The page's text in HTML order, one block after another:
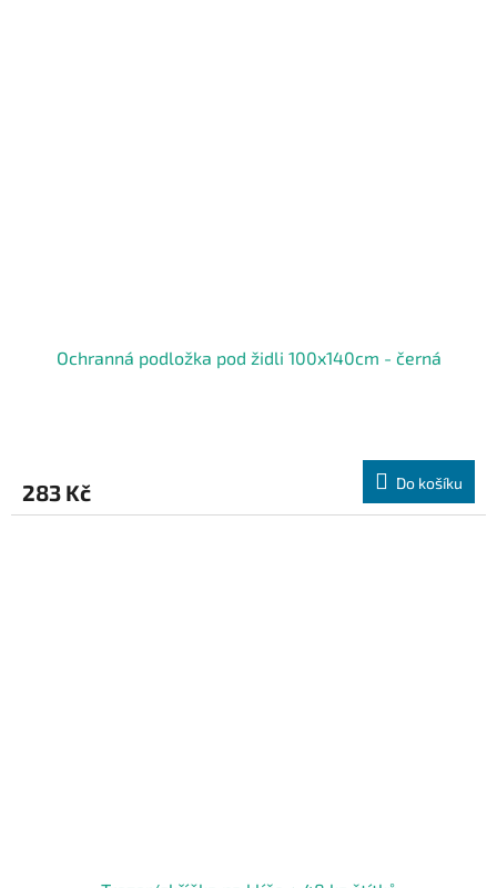
Ochranná podložka pod židli 100x140cm - černá
283 Kč Do košíku